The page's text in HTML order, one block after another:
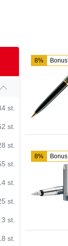
st.
st.
st.
st.
st.
st.
3 st.
st.
8% Bonus
8% Bonus